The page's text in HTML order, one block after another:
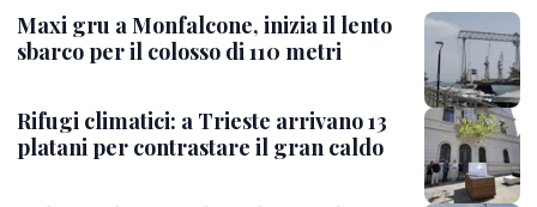
Maxi gru a Monfalcone, inizia il lento
sbarco per il colosso di 110 metri
Rifugi climatici: a Trieste arrivano 13
platani per contrastare il gran caldo